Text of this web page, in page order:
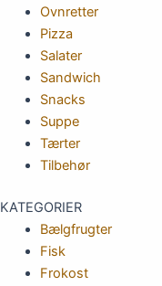
Ovnretter
Pizza
Salater
Sandwich
Snacks
Suppe
Tærter
Tilbehør
KATEGORIER
Bælgfrugter
Fisk
Frokost